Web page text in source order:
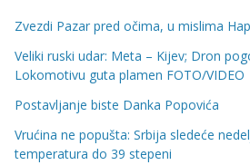
Zvezdi Pazar pred očima, u mislima
Veliki ruski udar: Meta – Kijev; Dron
Lokomotivu guta plamen FOTO/VIDEO
Postavljanje biste Danka Popovića
Vrućina ne popušta: Srbija sledeće
temperatura do 39 stepeni